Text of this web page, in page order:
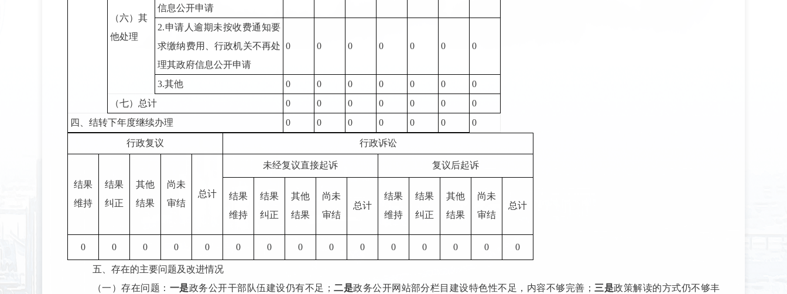
（六）其
他处理
信息公开申请
2.申请人逾期未按收费通知要
求缴纳费用、行政机关不再处
理其政府信息公开申请
0 0 0 0 0 0 0
3.其他 0 0 0 0 0 0
0
（七）总计
0 0 0 0 0 0
0
四、结转下年度继续办理
0 0 0 0 0 0 0
行政复议 行政诉讼
结果
维持
结果
纠正
其他
结果
尚未
审结
总计
未经复议直接起诉 复议后起诉
结果
维持
结果
纠正
其他
结果
尚未
审结
总计
结果
维持
结果
纠正
其他
结果
尚未
审结
总计
0 0 0 0 0 0 0 0 0 0 0 0 0 0 0
五、存在的主要问题及改进情况
（一）存在问题： 一是政务公开干部队伍建设仍有不足； 二是政务公开网站部分栏目建设特色性不足，内容不够完善； 三是政策解读的方式仍不够丰